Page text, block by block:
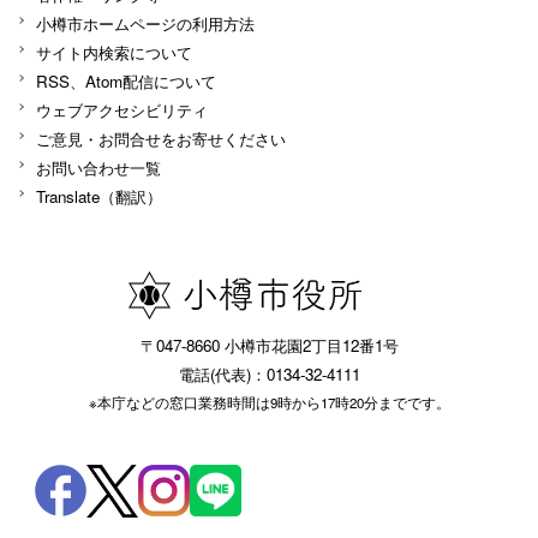
小樽市ホームページの利用方法
サイト内検索について
RSS、Atom配信について
ウェブアクセシビリティ
ご意見・お問合せをお寄せください
お問い合わせ一覧
Translate（翻訳）
〒047-8660 小樽市花園2丁目12番1号
電話(代表)：0134-32-4111
※本庁などの窓口業務時間は9時から17時20分までです。